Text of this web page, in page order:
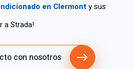
en Clermonty sus
a Strada!
con nosotros